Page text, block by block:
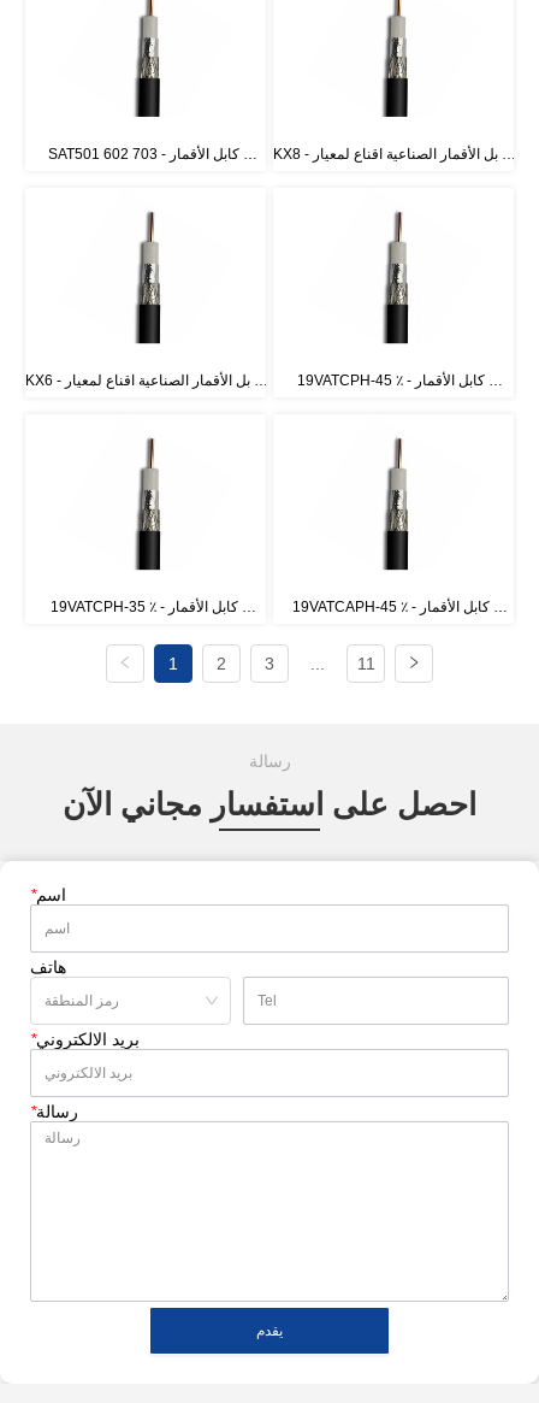
SAT501 602 703 - كابل الأقمار
KX8 - كابل الأقمار الصناعية اقناع لمعيار
KX6 - كابل الأقمار الصناعية اقناع لمعيار
19VATCPH-45 ٪ - كابل الأقمار
19VATCPH-35 ٪ - كابل الأقمار
19VATCAPH-45 ٪ - كابل الأقمار
1 2 3 11
رسالة
احصل على استفسار مجاني الآن
*اسم
هاتف
*بريد الالكتروني
*رسالة
يقدم